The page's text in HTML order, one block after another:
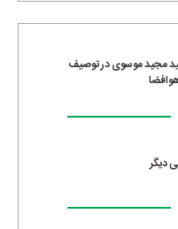
مجید موسوی در توصیف
دیگر